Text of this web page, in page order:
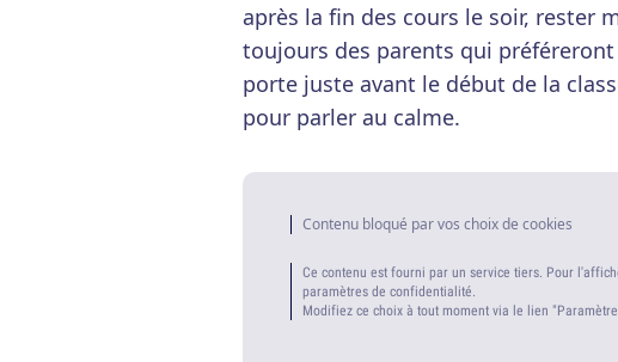
après la fin des cours le soir, rester
toujours des parents qui
porte juste avant le début de la
pour parler au calme.
Contenu bloqué par vos choix de cookies
Ce contenu est fourni par un service tiers. Pour
paramètres de confidentialité.
Modifiez ce choix à tout moment via le lien